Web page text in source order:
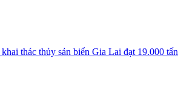
thác thủy sản biển Gia Lai đạt 19.000 tấn